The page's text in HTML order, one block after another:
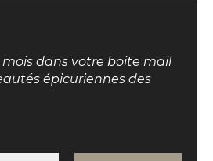
mois dans votre boite mail
épicuriennes des